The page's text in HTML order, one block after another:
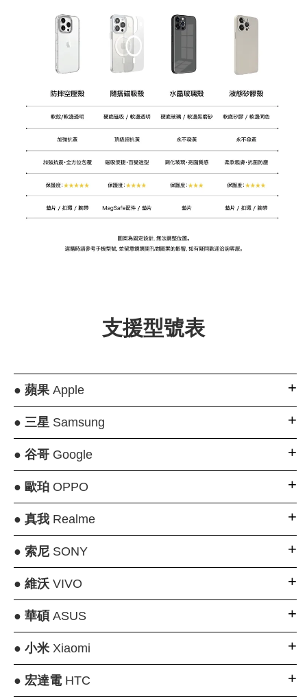
支援型號表
● 蘋果Apple
● 三星Samsung
● 谷哥Google
● 歐珀OPPO
● 真我Realme
● 索尼SONY
● 維沃VIVO
● 華碩 ASUS
● 小米Xiaomi
● 宏達電HTC